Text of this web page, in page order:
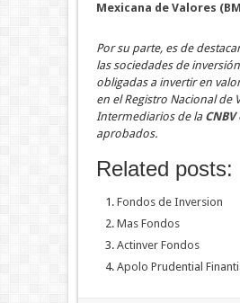
Mexicana de Valores
Por su parte, es de
las sociedades de
obligadas a invertir en
en el Registro Nacional de
Intermediarios de la CNBV
aprobados.
Related posts:
Fondos de Inversion
Mas Fondos
Actinver Fondos
Apolo Prudential